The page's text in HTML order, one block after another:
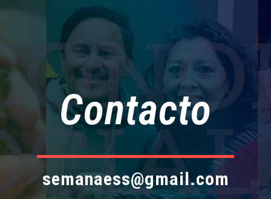
Contacto
semanaess@gmail.com